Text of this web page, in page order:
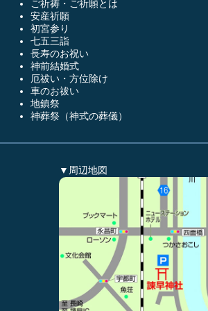
ご祈祷・ご祈願とは
安産祈願
初宮参り
七五三詣
長寿のお祝い
神前結婚式
厄祓い・方位除け
車のお祓い
地鎮祭
神葬祭（神式の葬儀）
▼周辺地図